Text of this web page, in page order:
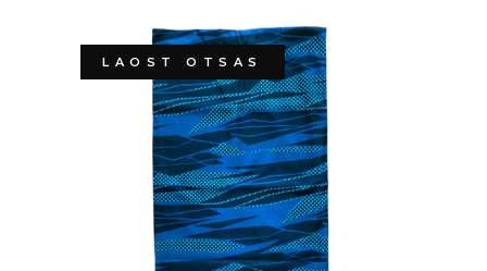
LAOST OTSAS